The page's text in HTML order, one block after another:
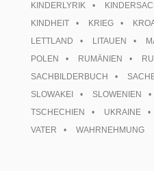
KINDERLYRIK
KINDHEIT
KRIEG
LETTLAND
LITAUEN
POLEN
RUMÄNIEN
SACHBILDERBUCH
SLOWAKEI
SLOWENIEN
TSCHECHIEN
UKRAINE
VATER
WAHRNEHMUNG